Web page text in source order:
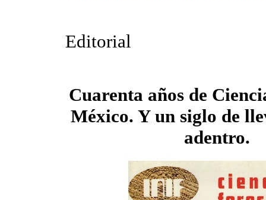
Editorial
Cuarenta años de
México. Y un siglo de
adentro.